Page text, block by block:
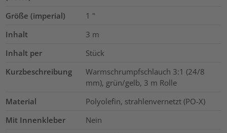
Größe (imperial) 1 "
Inhalt
3 m
Inhalt per
Stück
Kurzbeschreibung
Warmschrumpfschlauch 3:1 (24/8
mm), grün/gelb, 3 m Rolle
Material
Polyolefin, strahlenvernetzt (PO-X)
Mit Innenkleber
Nein